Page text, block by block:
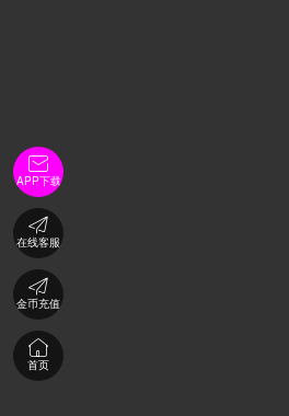

APP下载

在线客服

金币充值

首页